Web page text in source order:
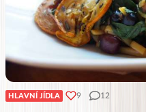
HLAVNÍ JÍDLA 9 12